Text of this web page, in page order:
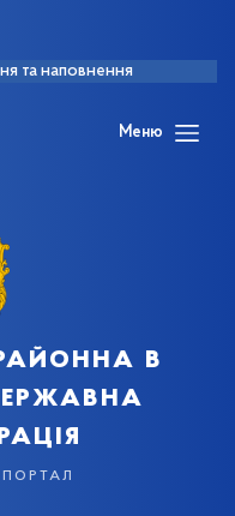
та наповнення
Меню
в